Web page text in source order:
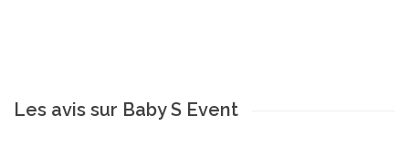
Les avis sur Baby S Event